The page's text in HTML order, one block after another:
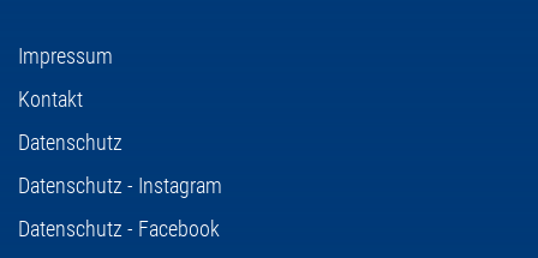
Impressum
Kontakt
Datenschutz
Datenschutz - Instagram
Datenschutz - Facebook